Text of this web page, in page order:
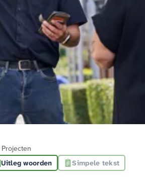
Projecten
Uitleg woorden Simpele tekst